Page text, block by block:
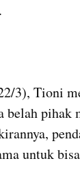
3), Tioni
belah
untuk